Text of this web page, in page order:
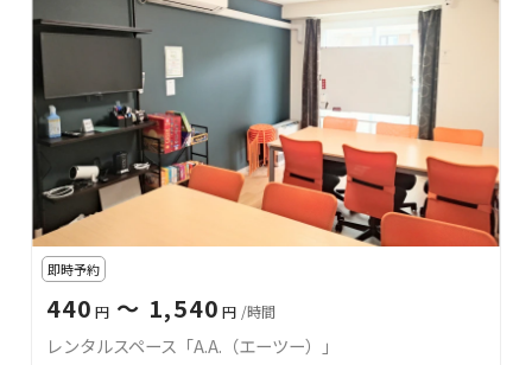
即時予約
440 円 〜 1,540 円 /時間
レンタルスペース「A.A.（エーツー）」